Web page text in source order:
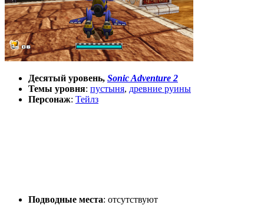
Десятый уровень, Sonic Adventure 2
Темы уровня: пустыня, древние руины
Персонаж: Тейлз
Подводные места: отсутствуют